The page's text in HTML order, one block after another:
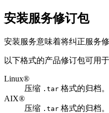
安装服务修订包
安装服务意味着将纠正服务
以下格式的产品修订包可用于
Linux®
压缩 .tar 格式的归档。
AIX®
压缩 .tar 格式的归档。